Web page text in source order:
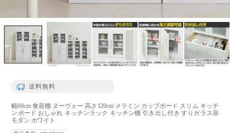
送料無料
幅60cm 食器棚 ヌーヴォー 高さ120cm メラミン カップボード スリム キッチ
ンボード おしゃれ キッチンラック キッチン棚 引き出し付き すりガラス扉
モダン ホワイト